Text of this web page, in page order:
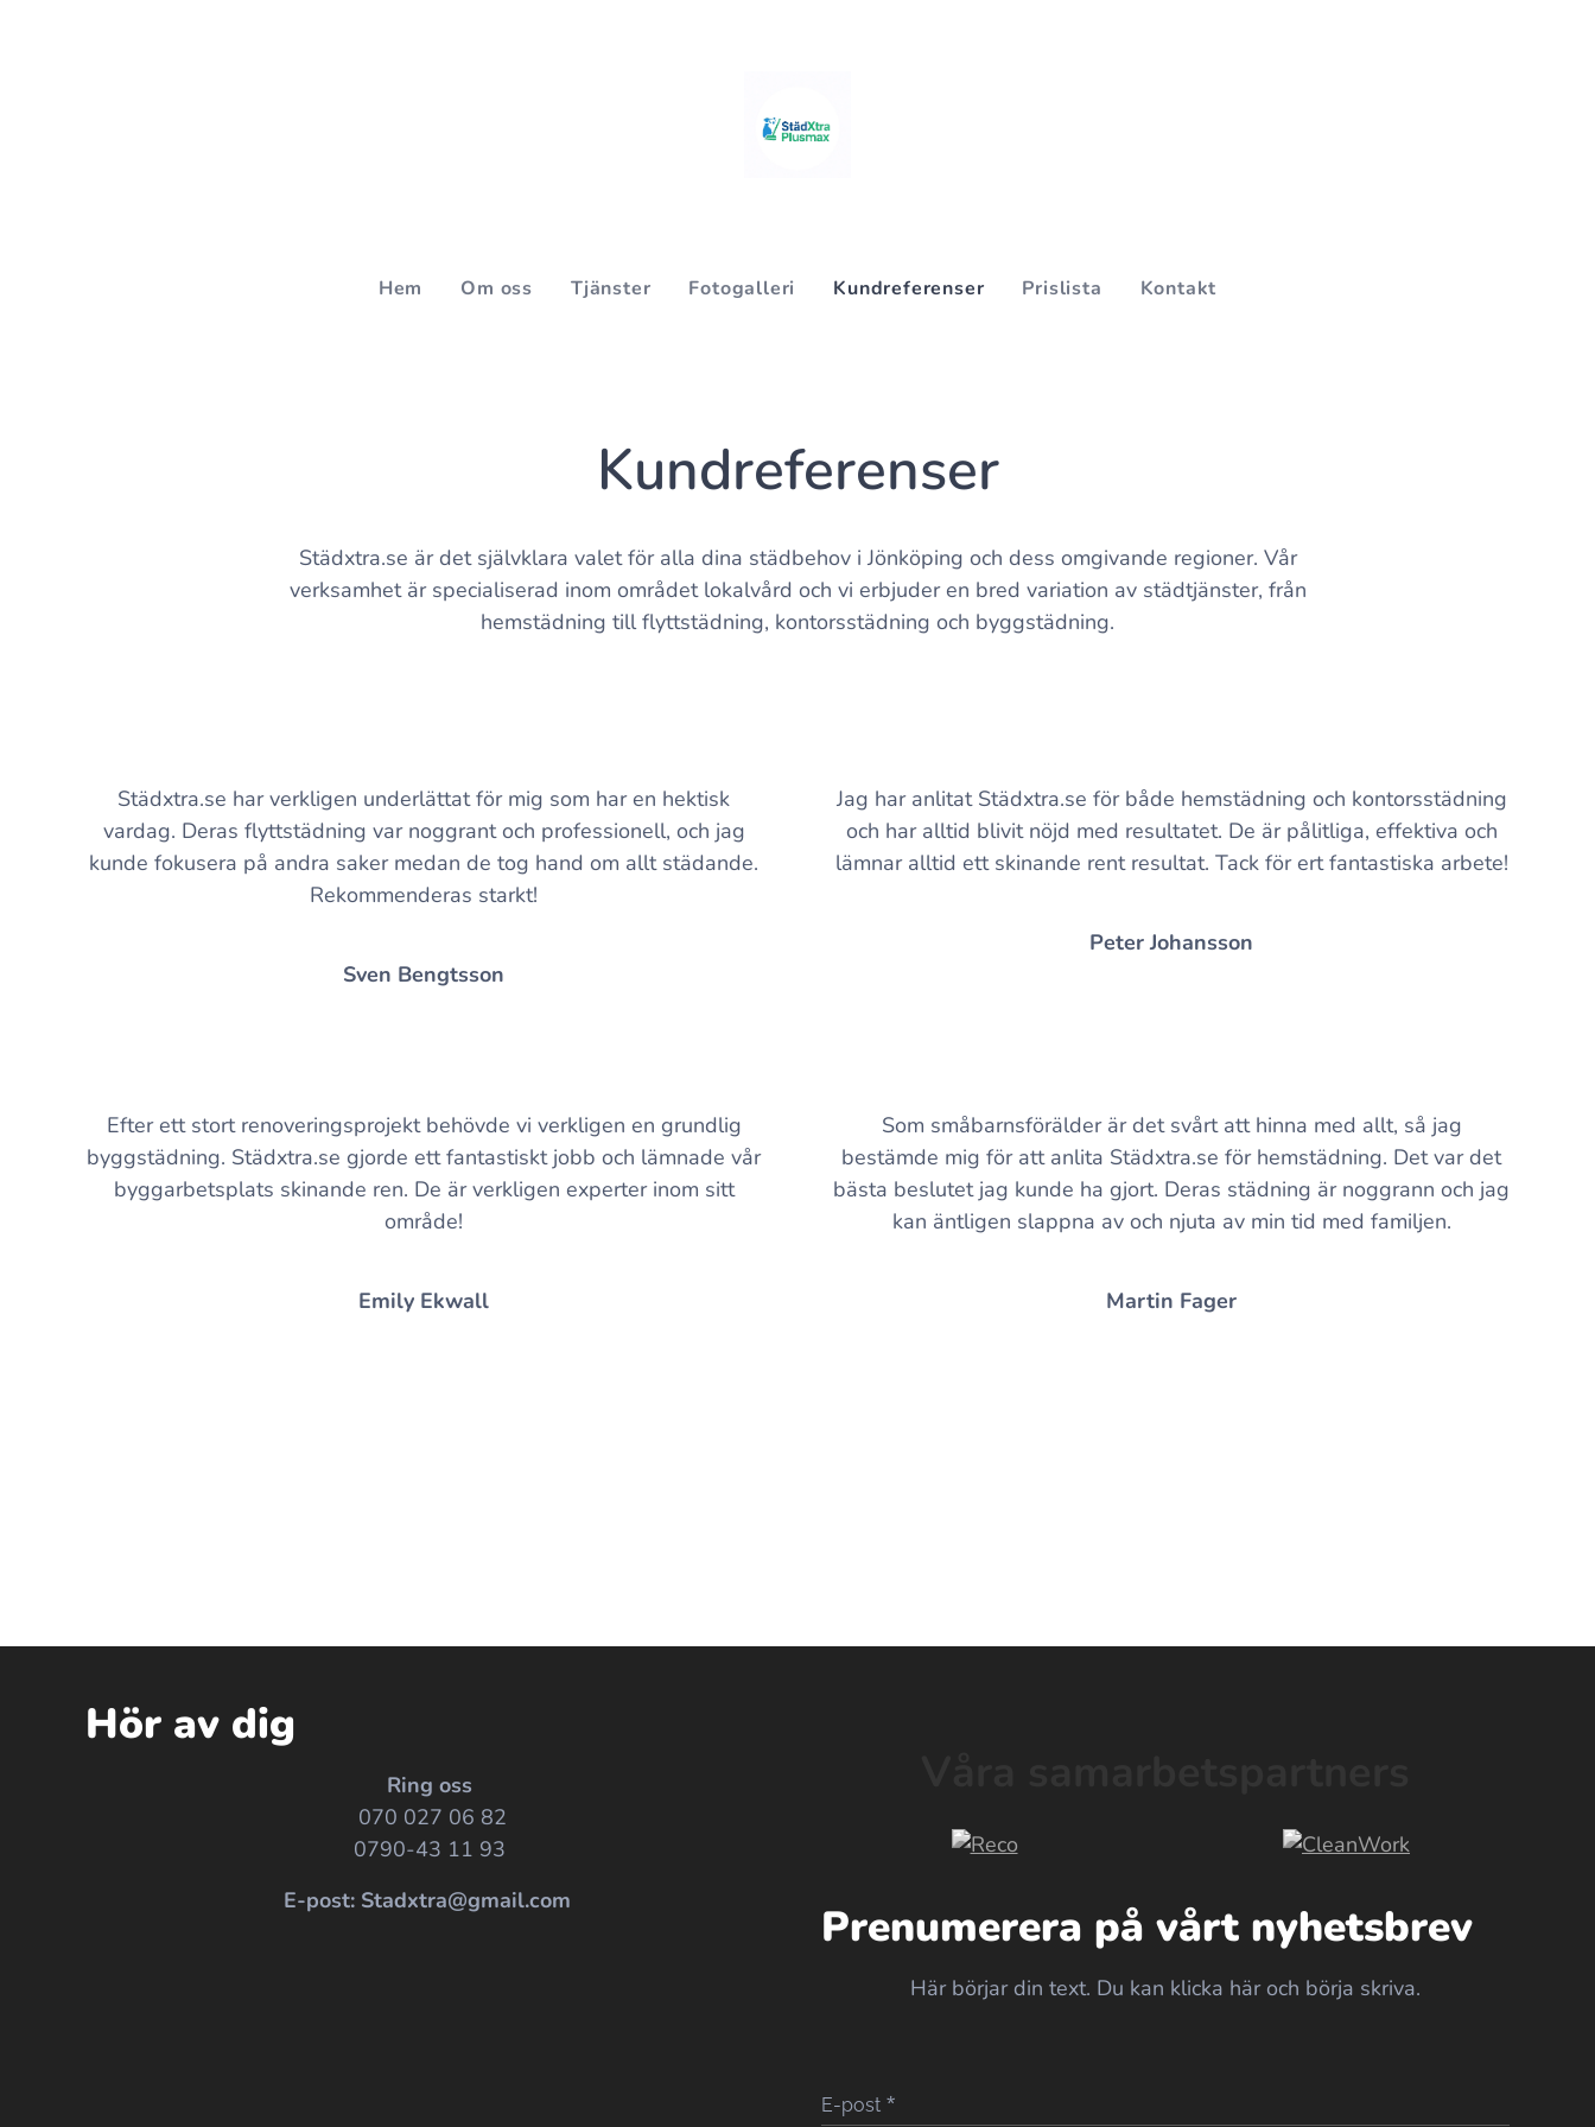
Hem Om oss Tjänster Fotogalleri Kundreferenser Prislista Kontakt
Kundreferenser
Städxtra.se är det självklara valet för alla dina städbehov i Jönköping och dess omgivande regioner. Vår
verksamhet är specialiserad inom området lokalvård och vi erbjuder en bred variation av städtjänster, från
hemstädning till flyttstädning, kontorsstädning och byggstädning.
Städxtra.se har verkligen underlättat för mig som har en hektisk
vardag. Deras flyttstädning var noggrant och professionell, och jag
kunde fokusera på andra saker medan de tog hand om allt städande.
Rekommenderas starkt!
Sven Bengtsson
Jag har anlitat Städxtra.se för både hemstädning och kontorsstädning
och har alltid blivit nöjd med resultatet. De är pålitliga, effektiva och
lämnar alltid ett skinande rent resultat. Tack för ert fantastiska arbete!
Peter Johansson
Efter ett stort renoveringsprojekt behövde vi verkligen en grundlig
byggstädning. Städxtra.se gjorde ett fantastiskt jobb och lämnade vår
byggarbetsplats skinande ren. De är verkligen experter inom sitt
område!
Emily Ekwall
Som småbarnsförälder är det svårt att hinna med allt, så jag
bestämde mig för att anlita Städxtra.se för hemstädning. Det var det
bästa beslutet jag kunde ha gjort. Deras städning är noggrann och jag
kan äntligen slappna av och njuta av min tid med familjen.
Martin Fager
Hör av dig
Ring oss
070 027 06 82
0790-43 11 93
E-post: Stadxtra@gmail.com
Prenumerera på vårt nyhetsbrev
Här börjar din text. Du kan klicka här och börja skriva.
E-post